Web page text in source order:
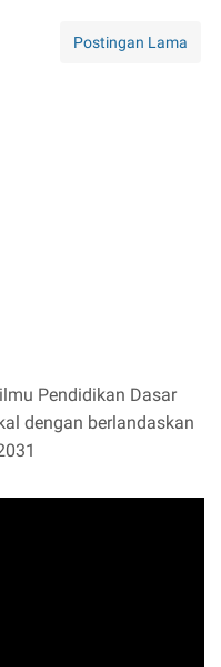
Postingan Lama
Pendidikan Dasar
dengan berlandaskan